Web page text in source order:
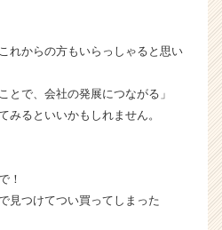
れからの方もいらっしゃると思い
とで、会社の発展につながる」
みるといいかもしれません。
！
見つけてつい買ってしまった